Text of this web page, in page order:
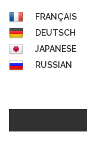
FRANÇAIS
DEUTSCH
JAPANESE
RUSSIAN